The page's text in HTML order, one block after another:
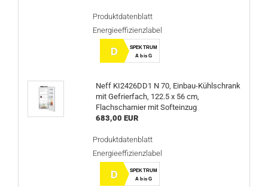
Produktdatenblatt
Energieeffizienzlabel
D
SPEKTRUM
A bis G
Neff KI2426DD1 N 70, Einbau-Kühlschrank
mit Gefrierfach, 122.5 x 56 cm,
Flachscharnier mit Softeinzug
683,00 EUR
Produktdatenblatt
Energieeffizienzlabel
D
SPEKTRUM
A bis G